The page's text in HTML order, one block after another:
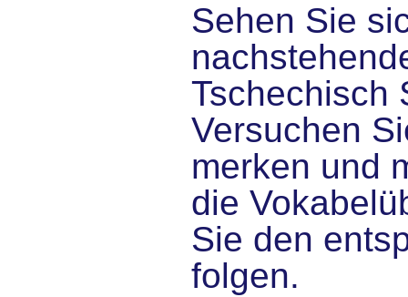
Sehen Sie
Tschechisch
Versuchen
merken und
die
Sie den
folgen.